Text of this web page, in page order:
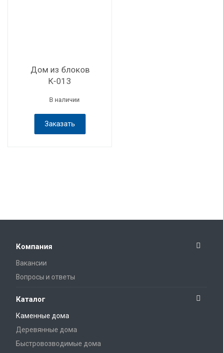
Дом из блоков
К-013
В наличии
Заказать
Компания
Вакансии
Вопросы и ответы
Каталог
Каменные дома
Деревянные дома
Быстровозводимые дома